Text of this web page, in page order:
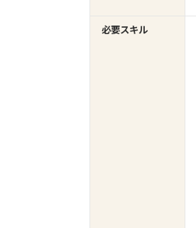
必要スキル